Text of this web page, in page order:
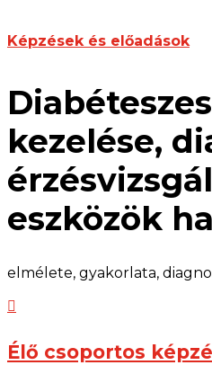
Képzések és előadások
kezelése,
eszközök
elmélete, gyakorlata,

Élő csoportos